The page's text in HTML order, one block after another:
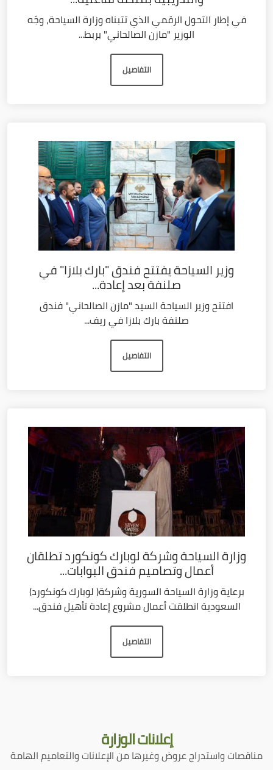
في إطار التحول الرقمي الذي تتبناه وزارة السياحة، وجّه
الوزير "مازن الصالحاني" بربط...
التفاصيل
وزير السياحة يفتتح فندق "بارك بلازا" في
صلنفة بعد إعادة...
افتتح وزير السياحة السيد "مازن الصالحاني" فندق
صلنفة بارك بلازا في ريف...
التفاصيل
وزارة السياحة وشركة لوبارك كونكورد تطلقان
أعمال وتصاميم فندق البوابات...
برعاية وزارة السياحة السورية وشركة( لوبارك كونكورد)
السعودية انطلقت أعمال مشروع إعادة تأهيل فندق...
التفاصيل
إعلاناتالوزارة
مناقصات واستدراج عروض وغيرها من الإعلانات والتعاميم الهامة